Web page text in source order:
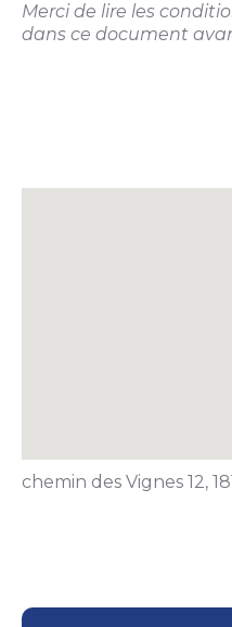
Merci de lire les
dans ce document
chemin des Vignes 12,